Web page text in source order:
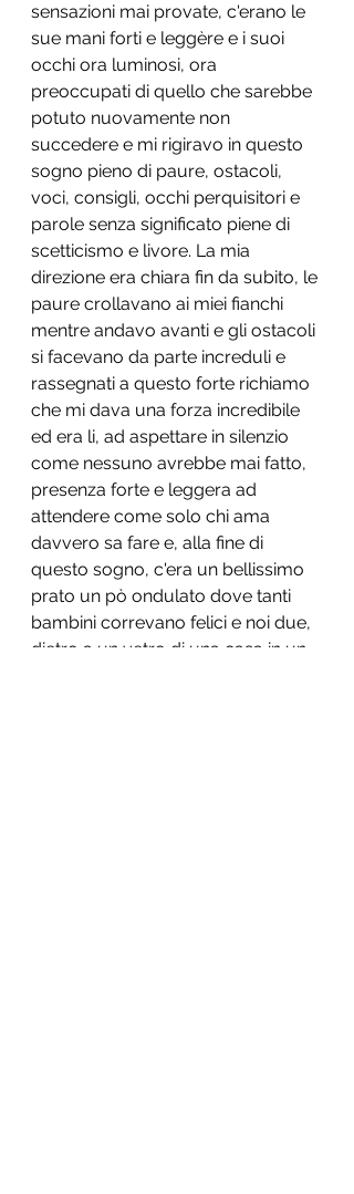
sensazioni mai provate, c'erano le
sue mani forti e leggère e i suoi
occhi ora luminosi, ora
preoccupati di quello che sarebbe
potuto nuovamente non
succedere e mi rigiravo in questo
sogno pieno di paure, ostacoli,
voci, consigli, occhi perquisitori e
parole senza significato piene di
scetticismo e livore. La mia
direzione era chiara fin da subito, le
paure crollavano ai miei fianchi
mentre andavo avanti e gli ostacoli
si facevano da parte increduli e
rassegnati a questo forte richiamo
che mi dava una forza incredibile
ed era li, ad aspettare in silenzio
come nessuno avrebbe mai fatto,
presenza forte e leggera ad
attendere come solo chi ama
davvero sa fare e, alla fine di
questo sogno, c'era un bellissimo
prato un pò ondulato dove tanti
bambini correvano felici e noi due,
dietro a un vetro di una casa in un